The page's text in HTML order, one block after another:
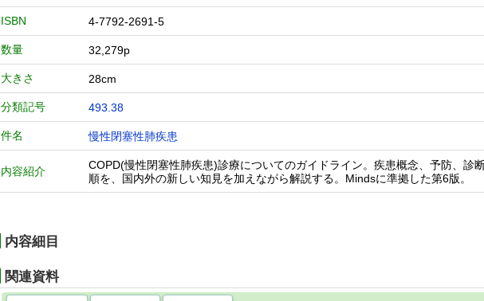
ISBN 4-7792-2691-5
数量 32,279p
大きさ 28cm
分類記号 493.38
件名 慢性閉塞性肺疾患
内容紹介
COPD(慢性閉塞性肺疾患)診療についてのガイドライン。疾患概念、予防、診
順を、国内外の新しい知見を加えながら解説する。Mindsに準拠した第6版。
内容細目
関連資料